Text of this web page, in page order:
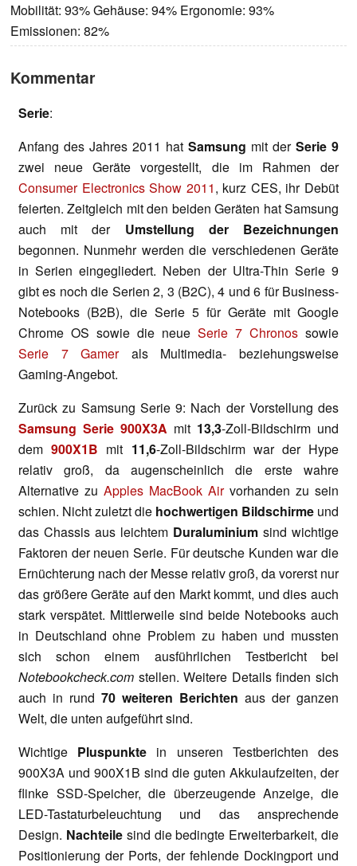
Mobilität: 93% Gehäuse: 94% Ergonomie: 93%
Emissionen: 82%
Kommentar
Serie:
Anfang des Jahres 2011 hat Samsung mit der Serie 9
zwei neue Geräte vorgestellt, die im Rahmen der
Consumer Electronics Show 2011, kurz CES, ihr Debüt
feierten. Zeitgleich mit den beiden Geräten hat Samsung
auch mit der Umstellung der Bezeichnungen
begonnen. Nunmehr werden die verschiedenen Geräte
in Serien eingegliedert. Neben der Ultra-Thin Serie 9
gibt es noch die Serien 2, 3 (B2C), 4 und 6 für Business-
Notebooks (B2B), die Serie 5 für Geräte mit Google
Chrome OS sowie die neue Serie 7 Chronos sowie
Serie 7 Gamerals Multimedia- beziehungsweise
Gaming-Angebot.
Zurück zu Samsung Serie 9: Nach der Vorstellung des
Samsung Serie 900X3A mit 13,3-Zoll-Bildschirm und
dem900X1B mit 11,6-Zoll-Bildschirm war der Hype
relativ groß, da augenscheinlich die erste wahre
Alternative zu Apples MacBook Airvorhanden zu sein
schien. Nicht zuletzt die hochwertigen Bildschirme und
das Chassis aus leichtem Duraluminium sind wichtige
Faktoren der neuen Serie. Für deutsche Kunden war die
Ernüchterung nach der Messe relativ groß, da vorerst nur
das größere Geräte auf den Markt kommt, und dies auch
stark verspätet. Mittlerweile sind beide Notebooks auch
in Deutschland ohne Problem zu haben und mussten
sich schon einem ausführlichen Testbericht bei
Notebookcheck.com stellen. Weitere Details finden sich
auch in rund 70 weiteren Berichten aus der ganzen
Welt, die unten aufgeführt sind.
Wichtige Pluspunkte in unseren Testberichten des
900X3A und 900X1B sind die guten Akkulaufzeiten, der
flinke SSD-Speicher, die überzeugende Anzeige, die
LED-Tastaturbeleuchtung und das ansprechende
Design. Nachteilesind die bedingte Erweiterbarkeit, die
Positionierung der Ports, der fehlende Dockingport und